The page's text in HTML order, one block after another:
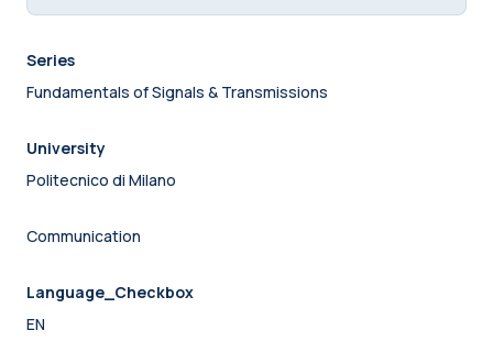
Series
Fundamentals of Signals & Transmissions
University
Politecnico di Milano
Communication
Language_Checkbox
EN